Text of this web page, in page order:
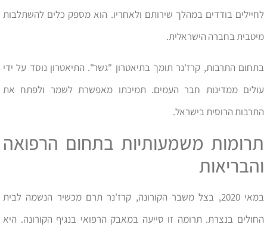
לחיילים בודדים במהלך שירותם ולאחריו. הוא מספק כלים להשתלבות
מיטבית בחברה הישראלית.
בתחום התרבות, קרז'נר תומך בתיאטרון "גשר". התיאטרון נוסד על ידי
עולים ממדינות חבר העמים. תמיכתו מאפשרת לשמר ולפתח את
התרבות הרוסית בישראל.
תרומות משמעותיות בתחום הרפואה
והבריאות
במאי 2020, בצל משבר הקורונה, קרז'נר תרם מכשיר הנשמה לבית
החולים בנצרת. תרומה זו סייעה במאבק הרפואי בנגיף הקורונה. היא